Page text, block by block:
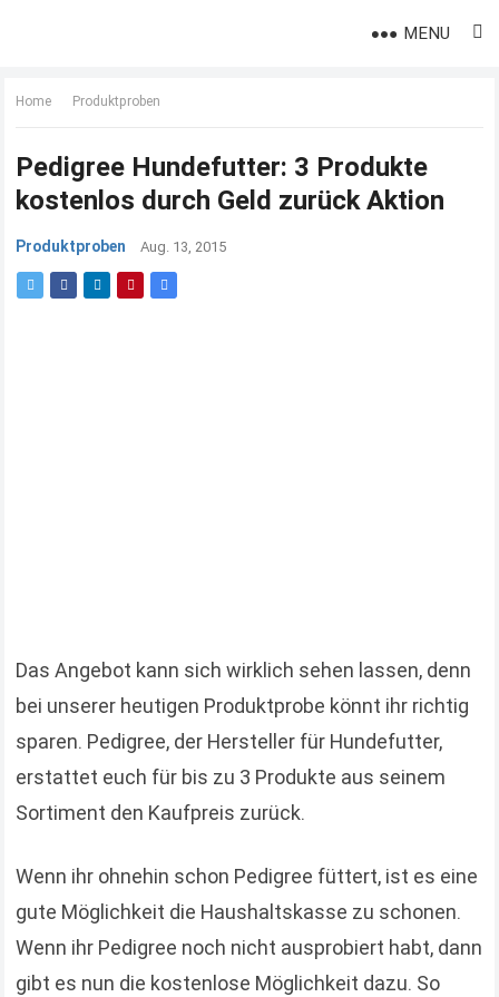
MENU
Home Produktproben
Pedigree Hundefutter: 3 Produkte
kostenlos durch Geld zurück Aktion
Produktproben Aug. 13, 2015
Das Angebot kann sich wirklich sehen lassen, denn
bei unserer heutigen Produktprobe könnt ihr richtig
sparen. Pedigree, der Hersteller für Hundefutter,
erstattet euch für bis zu 3 Produkte aus seinem
Sortiment den Kaufpreis zurück.
Wenn ihr ohnehin schon Pedigree füttert, ist es eine
gute Möglichkeit die Haushaltskasse zu schonen.
Wenn ihr Pedigree noch nicht ausprobiert habt, dann
gibt es nun die kostenlose Möglichkeit dazu. So